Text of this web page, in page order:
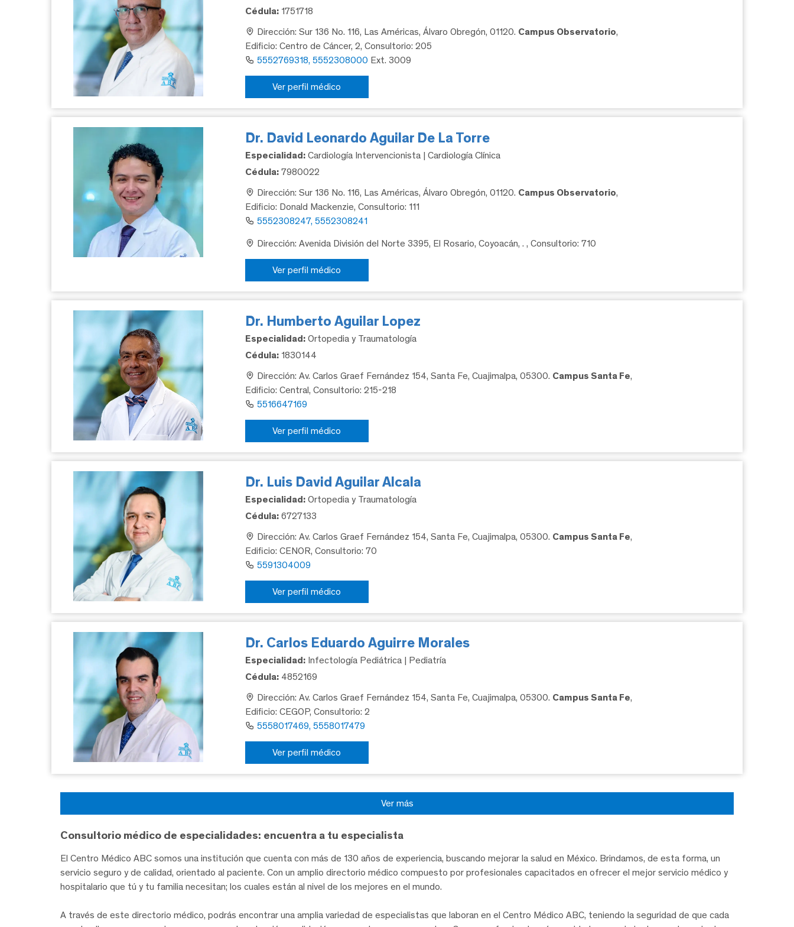
Cédula: 1751718
Dirección: Sur 136 No. 116, Las Américas, Álvaro Obregón, 01120. Campus Observatorio,
Edificio: Centro de Cáncer, 2, Consultorio: 205
5552769318, 5552308000 Ext. 3009
Ver perfil médico
Dr. David Leonardo Aguilar De La Torre
Especialidad: Cardiología Intervencionista | Cardiología Clínica
Cédula: 7980022
Dirección: Sur 136 No. 116, Las Américas, Álvaro Obregón, 01120. Campus Observatorio,
Edificio: Donald Mackenzie, Consultorio: 111
5552308247, 5552308241
Dirección: Avenida División del Norte 3395, El Rosario, Coyoacán, . , Consultorio: 710
Ver perfil médico
Dr. Humberto Aguilar Lopez
Especialidad: Ortopedia y Traumatología
Cédula: 1830144
Dirección: Av. Carlos Graef Fernández 154, Santa Fe, Cuajimalpa, 05300. Campus Santa Fe,
Edificio: Central, Consultorio: 215-218
5516647169
Ver perfil médico
Dr. Luis David Aguilar Alcala
Especialidad: Ortopedia y Traumatología
Cédula: 6727133
Dirección: Av. Carlos Graef Fernández 154, Santa Fe, Cuajimalpa, 05300. Campus Santa Fe,
Edificio: CENOR, Consultorio: 70
5591304009
Ver perfil médico
Dr. Carlos Eduardo Aguirre Morales
Especialidad: Infectología Pediátrica | Pediatría
Cédula: 4852169
Dirección: Av. Carlos Graef Fernández 154, Santa Fe, Cuajimalpa, 05300. Campus Santa Fe,
Edificio: CEGOP, Consultorio: 2
5558017469, 5558017479
Ver perfil médico
Ver más
Consultorio médico de especialidades: encuentra a tu especialista
El Centro Médico ABC somos una institución que cuenta con más de 130 años de experiencia, buscando mejorar la salud en México. Brindamos, de esta forma, un
servicio seguro y de calidad, orientado al paciente. Con un amplio directorio médico compuesto por profesionales capacitados en ofrecer el mejor servicio médico y
hospitalario que tú y tu familia necesitan; los cuales están al nivel de los mejores en el mundo.
A través de este directorio médico, podrás encontrar una amplia variedad de especialistas que laboran en el Centro Médico ABC, teniendo la seguridad de que cada